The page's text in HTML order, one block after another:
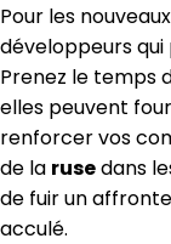
Pour les
développeurs
Prenez le temps
elles peuvent
renforcer vos
de la rusedans
de fuir un
acculé.